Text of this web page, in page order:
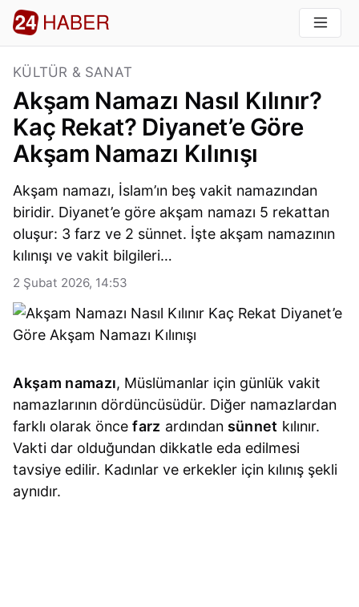
KÜLTÜR & SANAT
Akşam Namazı Nasıl Kılınır?
Kaç Rekat? Diyanet’e Göre
Akşam Namazı Kılınışı
Akşam namazı, İslam’ın beş vakit namazından
biridir. Diyanet’e göre akşam namazı 5 rekattan
oluşur: 3 farz ve 2 sünnet. İşte akşam namazının
kılınışı ve vakit bilgileri…
2 Şubat 2026, 14:53
Akşam namazı, Müslümanlar için günlük vakit
namazlarının dördüncüsüdür. Diğer namazlardan
farklı olarak öncefarz ardından sünnet kılınır.
Vakti dar olduğundan dikkatle eda edilmesi
tavsiye edilir. Kadınlar ve erkekler için kılınış şekli
aynıdır.